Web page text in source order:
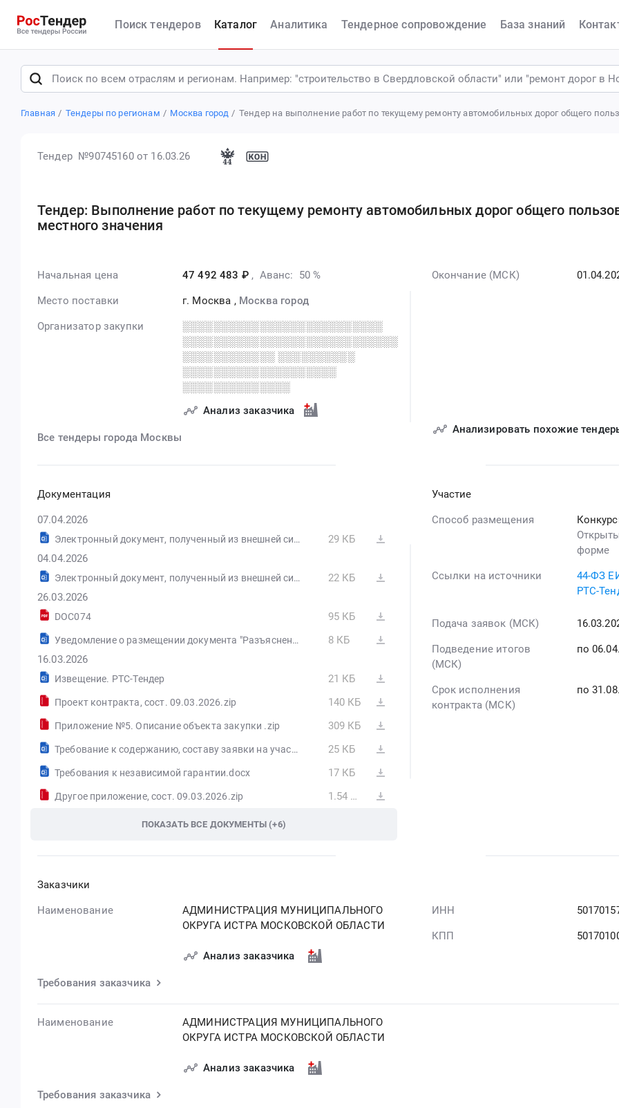
Поиск тендеров Каталог Аналитика Тендерное сопровождение База знаний
Главная Тендеры по регионам Москва город Тендер на выполнение работ по текущему ремонту автомобильных дорог общего
Тендер №90745160от 16.03.26
Тендер: Выполнение работ по текущему ремонту автомобильных дорог общего
местного значения
Начальная цена 47 492 483 ₽ , Аванс: 50 %
Место поставки г. Москва , Москва город
Организатор закупки
░░░░░░░░░░░░░░░░░░░░░░░░░░
░░░░░░░░░░░░░░░░░░░░░░░░░░░░
░░░░░░░░░░░░ ░░░░░░░░░░
░░░░░░░░░░░░░░░░░░░░
░░░░░░░░░░░░░░
Анализ заказчика
Все тендеры города Москвы
Окончание (МСК)
Анализировать похожие
Документация
07.04.2026
Электронный документ, полученный из внешней системы
29 КБ
04.04.2026
Электронный документ, полученный из внешней системы
22 КБ
26.03.2026
DOC074 95 КБ
Уведомление о размещении документа "Разъяснения положений извещения об осуществлении закупки"
8 КБ
16.03.2026
Извещение. РТС-Тендер 21 КБ
Проект контракта, сост. 09.03.2026.zip 140 КБ
Приложение №5. Описание объекта закупки .zip 309 КБ
Требование к содержанию, составу заявки на участие в закупке закупка №023806-26.docx 25 КБ
Требования к независимой гарантии.docx 17 КБ
Другое приложение, сост. 09.03.2026.zip 1.54 МБ
ПОКАЗАТЬ ВСЕ ДОКУМЕНТЫ (+6)
Участие
Способ размещения
форме
Ссылки на источники 44-ФЗ
РТС-
Подача заявок (МСК)
Подведение итогов
(МСК)
по
Срок исполнения
контракта (МСК)
по
Заказчики
Наименование
АДМИНИСТРАЦИЯ МУНИЦИПАЛЬНОГО
ОКРУГА ИСТРА МОСКОВСКОЙ ОБЛАСТИ
Анализ заказчика
ИНН
КПП
Требования заказчика
Наименование
АДМИНИСТРАЦИЯ МУНИЦИПАЛЬНОГО
ОКРУГА ИСТРА МОСКОВСКОЙ ОБЛАСТИ
Анализ заказчика
Требования заказчика